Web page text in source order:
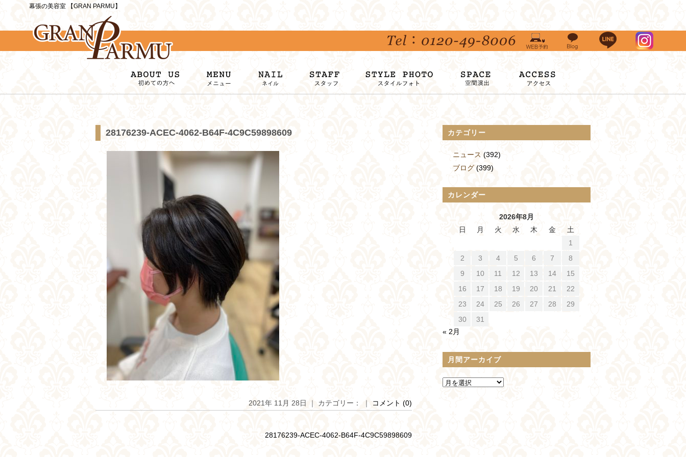
幕張の美容室 【GRAN PARMU】
28176239-ACEC-4062-B64F-4C9C59898609
2021年 11月 28日 ｜ カテゴリー： ｜ コメント (0)
28176239-ACEC-4062-B64F-4C9C59898609
カテゴリー
ニュース (392)
ブログ(399)
カレンダー
2026年8月
日
月 火 水 木 金
土
1
2
3 4 5 6 7
8
9
10 11 12 13 14
15
16
17 18 19 20 21
22
23
24 25 26 27 28
29
30
31
« 2月
月間アーカイブ